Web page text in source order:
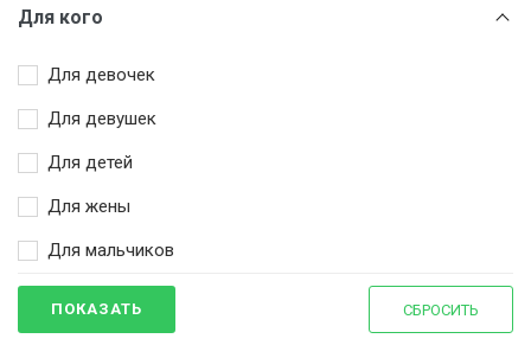
Разноцветный
Розовый
Синий
Сиреневый
Фиолетовый
Фуксия
Чёрный
Для кого
Для девочек
Для девушек
Для детей
Для жены
Для мальчиков
Для молодоженов
ПОКАЗАТЬ СБРОСИТЬ